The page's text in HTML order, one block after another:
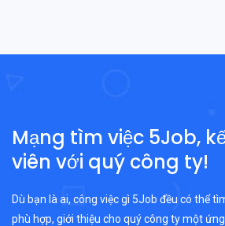
Mạng tìm việc 5Job,
viên với quý công ty!
Dù bạn là ai, công việc gì 5Job đều có thể
phù hợp, giới thiệu cho quý công ty một